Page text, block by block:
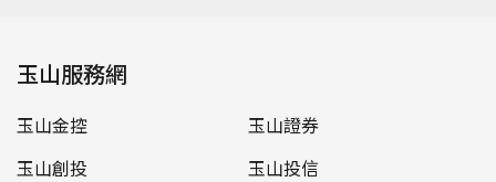
玉山服務網
玉山金控
玉山證券
玉山創投
玉山投信